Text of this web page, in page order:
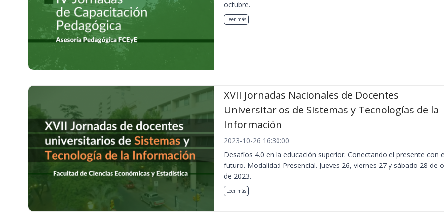
octubre.
Leer más
XVII Jornadas Nacionales de Docentes
Universitarios de Sistemas y Tecnologías de la
Información
2023-10-26 16:30:00
Desafíos 4.0 en la educación superior. Conectando el presente con
futuro. Modalidad Presencial. Jueves 26, viernes 27 y sábado 28 de
de 2023.
Leer más